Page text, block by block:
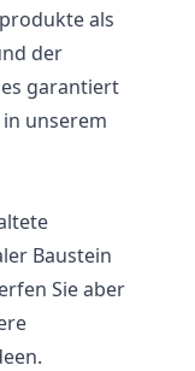
als
der
garantiert
in unserem
Baustein
Sie aber